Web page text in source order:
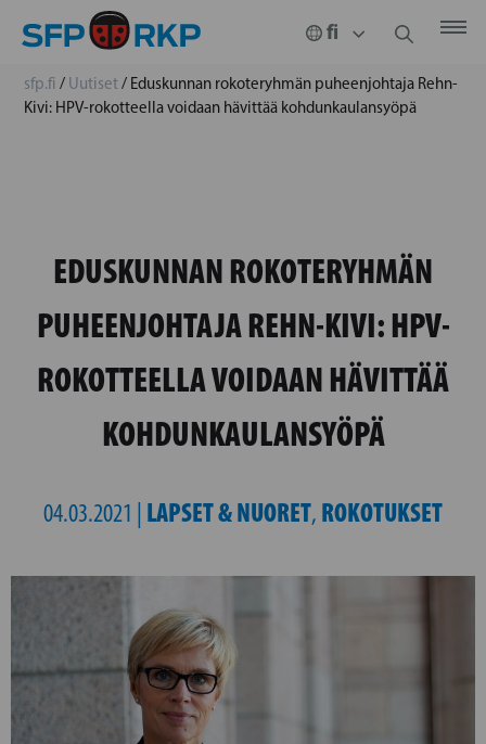
sfp.fi / Uutiset/ Eduskunnan rokoteryhmän puheenjohtaja Rehn-
Kivi: HPV-rokotteella voidaan hävittää kohdunkaulansyöpä
EDUSKUNNAN ROKOTERYHMÄN
PUHEENJOHTAJA REHN-KIVI: HPV-
ROKOTTEELLA VOIDAAN HÄVITTÄÄ
KOHDUNKAULANSYÖPÄ
04.03.2021 | LAPSET & NUORET, ROKOTUKSET